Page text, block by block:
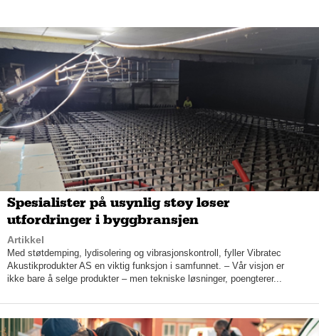
– Det er mange som tek kontakt med oss når dei skal sette opp
natursteinmur. Det er eit naturlig produkt som varer over tid.
Ein kan også bruke opp igjen steinen etter mange år, seier den
daglige leiaren. Han har fleire tilsette som er svært dyktige til å
sette opp flotte natursteinmurar.
Solid anleggspark
Urke Maskinservice har ein solid anleggspark, og består i dag
av fire gravemaskiner frå 3,5 til 17 tonn. Dei har også fleire
lastebilar, hjullastar, minidumpar, vegvalse og mindre
anleggsutstyr som høyrer til.
– Vi har god erfaring innan dei fleste kategoriar for
grunnarbeid. Dette gjeld spesielt tomter, drenering og
rehabilitering, opparbeiding av mindre vegar,
parkeringsområder og planeringsarbeid, seier Jan Lennart
Urke.
Verksemda, som har sine lokaler ved fjorden i Ulsteinvik, ber
Spesialister på usynlig støy løser
utfordringer i byggbransjen
Artikkel
Med støtdemping, lydisolering og vibrasjonskontroll, fyller Vibratec
Akustikprodukter AS en viktig funksjon i samfunnet. – Vår visjon er
ikke bare å selge produkter – men tekniske løsninger, poengterer...